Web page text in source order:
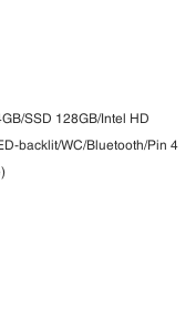
SSD 128GB/Intel HD
backlit/WC/Bluetooth/Pin 4